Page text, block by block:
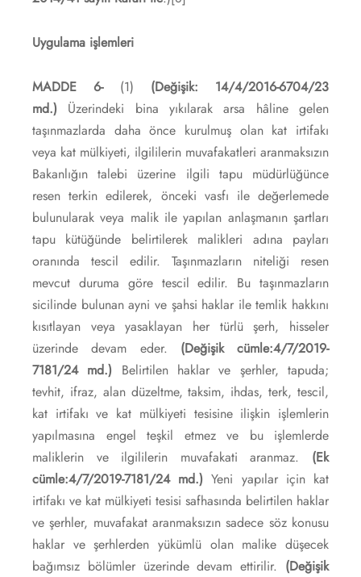
Uygulama işlemleri
MADDE 6-(1) (Değişik: 14/4/2016-6704/23
md.) Üzerindeki bina yıkılarak arsa hâline gelen
taşınmazlarda daha önce kurulmuş olan kat irtifakı
veya kat mülkiyeti, ilgililerin muvafakatleri aranmaksızın
Bakanlığın talebi üzerine ilgili tapu müdürlüğünce
resen terkin edilerek, önceki vasfı ile değerlemede
bulunularak veya malik ile yapılan anlaşmanın şartları
tapu kütüğünde belirtilerek malikleri adına payları
oranında tescil edilir. Taşınmazların niteliği resen
mevcut duruma göre tescil edilir. Bu taşınmazların
sicilinde bulunan ayni ve şahsi haklar ile temlik hakkını
kısıtlayan veya yasaklayan her türlü şerh, hisseler
üzerinde devam eder. (Değişik cümle:4/7/2019-
7181/24 md.) Belirtilen haklar ve şerhler, tapuda;
tevhit, ifraz, alan düzeltme, taksim, ihdas, terk, tescil,
kat irtifakı ve kat mülkiyeti tesisine ilişkin işlemlerin
yapılmasına engel teşkil etmez ve bu işlemlerde
maliklerin ve ilgililerin muvafakati aranmaz. (Ek
cümle:4/7/2019-7181/24 md.)Yeni yapılar için kat
irtifakı ve kat mülkiyeti tesisi safhasında belirtilen haklar
ve şerhler, muvafakat aranmaksızın sadece söz konusu
haklar ve şerhlerden yükümlü olan malike düşecek
bağımsız bölümler üzerinde devam ettirilir. (Değişik